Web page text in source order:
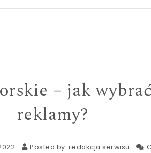
– jak
reklamy?
Posted by: redakcja serwisu